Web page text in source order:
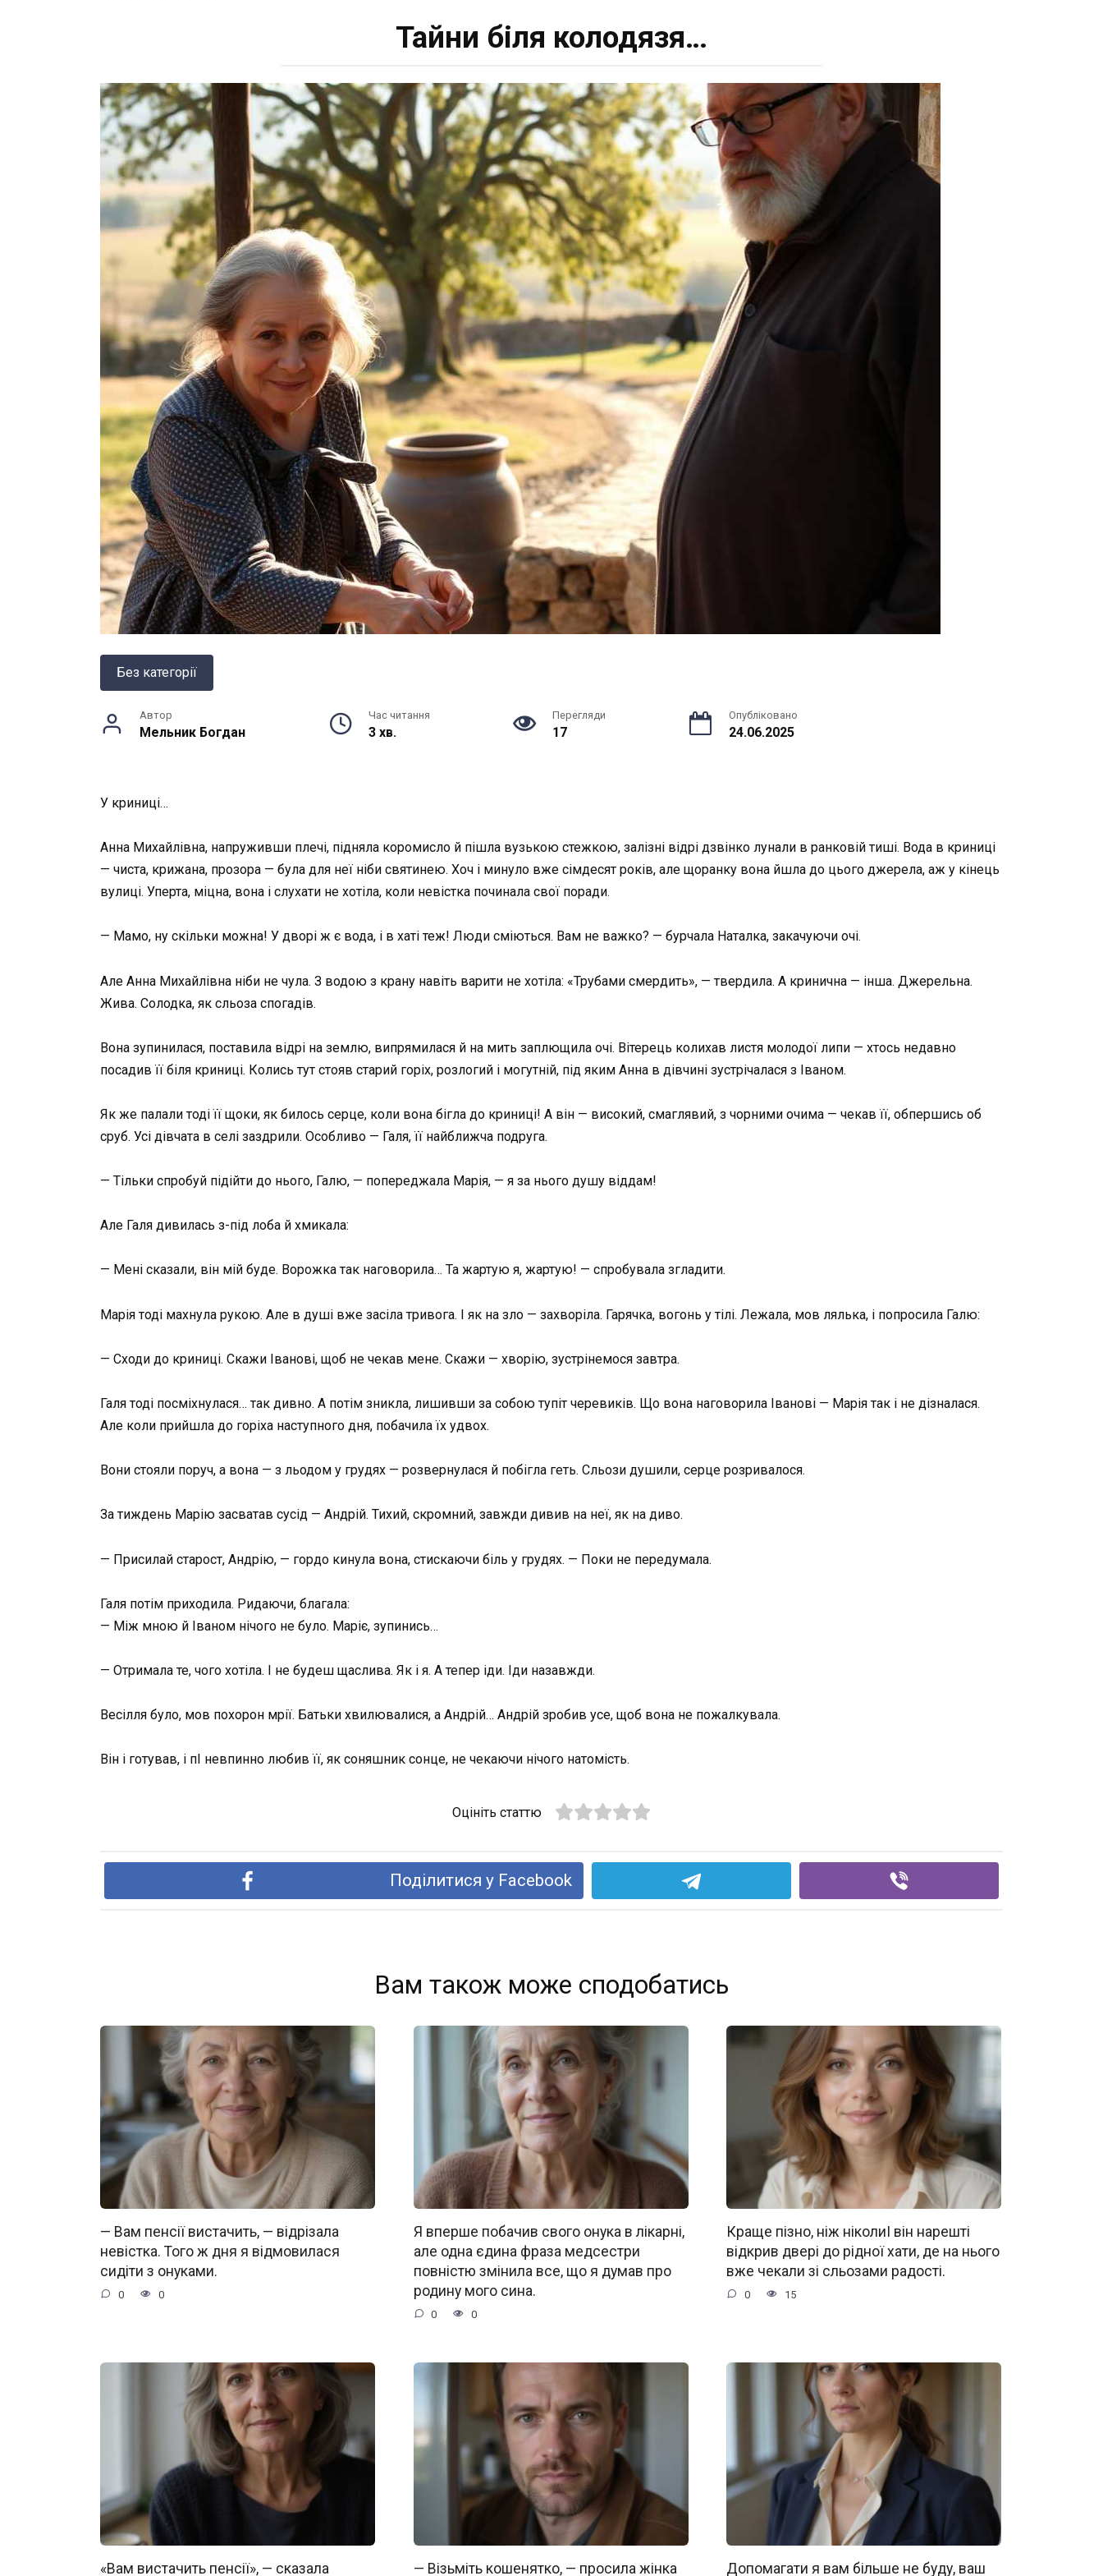
Тайни біля колодязя…
Без категорії
Автор
Мельник Богдан
Час читання
3 хв.
Перегляди
17
Опубліковано
24.06.2025
У криниці…
Анна Михайлівна, напруживши плечі, підняла коромисло й пішла вузькою стежкою, залізні відрі дзвінко лунали в ранковій тиші. Вода в криниці
— чиста, крижана, прозора — була для неї ніби святинею. Хоч і минуло вже сімдесят років, але щоранку вона йшла до цього джерела, аж у кінець
вулиці. Уперта, міцна, вона і слухати не хотіла, коли невістка починала свої поради.
— Мамо, ну скільки можна! У дворі ж є вода, і в хаті теж! Люди сміються. Вам не важко? — бурчала Наталка, закачуючи очі.
Але Анна Михайлівна ніби не чула. З водою з крану навіть варити не хотіла: «Трубами смердить», — твердила. А кринична — інша. Джерельна.
Жива. Солодка, як сльоза спогадів.
Вона зупинилася, поставила відрі на землю, випрямилася й на мить заплющила очі. Вітерець колихав листя молодої липи — хтось недавно
посадив її біля криниці. Колись тут стояв старий горіх, розлогий і могутній, під яким Анна в дівчині зустрічалася з Іваном.
Як же палали тоді її щоки, як билось серце, коли вона бігла до криниці! А він — високий, смаглявий, з чорними очима — чекав її, обпершись об
сруб. Усі дівчата в селі заздрили. Особливо — Галя, її найближча подруга.
— Тільки спробуй підійти до нього, Галю, — попереджала Марія, — я за нього душу віддам!
Але Галя дивилась з-під лоба й хмикала:
— Мені сказали, він мій буде. Ворожка так наговорила… Та жартую я, жартую! — спробувала згладити.
Марія тоді махнула рукою. Але в душі вже засіла тривога. І як на зло — захворіла. Гарячка, вогонь у тілі. Лежала, мов лялька, і попросила Галю:
— Сходи до криниці. Скажи Іванові, щоб не чекав мене. Скажи — хворію, зустрінемося завтра.
Галя тоді посміхнулася… так дивно. А потім зникла, лишивши за собою тупіт черевиків. Що вона наговорила Іванові — Марія так і не дізналася.
Але коли прийшла до горіха наступного дня, побачила їх удвох.
Вони стояли поруч, а вона — з льодом у грудях — розвернулася й побігла геть. Сльози душили, серце розривалося.
За тиждень Марію засватав сусід — Андрій. Тихий, скромний, завжди дивив на неї, як на диво.
— Присилай старост, Андрію, — гордо кинула вона, стискаючи біль у грудях. — Поки не передумала.
Галя потім приходила. Ридаючи, благала:
— Між мною й Іваном нічого не було. Маріє, зупинись…
— Отримала те, чого хотіла. І не будеш щаслива. Як і я. А тепер іди. Іди назавжди.
Весілля було, мов похорон мрії. Батьки хвилювалися, а Андрій… Андрій зробив усе, щоб вона не пожалкувала.
Він і готував, і пІ невпинно любив її, як соняшник сонце, не чекаючи нічого натомість.
Оцініть статтю
Поділитися у Facebook
Вам також може сподобатись
— Вам пенсії вистачить, — відрізала
невістка. Того ж дня я відмовилася
сидіти з онуками.
0 0
Я вперше побачив свого онука в лікарні,
але одна єдина фраза медсестри
повністю змінила все, що я думав про
родину мого сина.
0 0
Краще пізно, ніж ніколиІ він нарешті
відкрив двері до рідної хати, де на нього
вже чекали зі сльозами радості.
0 15
«Вам вистачить пенсії», — сказала — Візьміть кошенятко, — просила жінка Допомагати я вам більше не буду, ваш